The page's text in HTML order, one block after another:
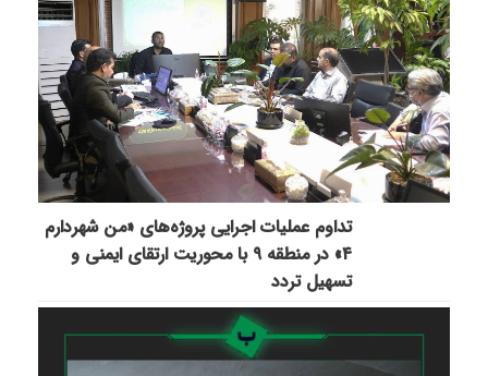
تداوم عملیات اجرایی پروژه‌های «من شهردارم
۴» در منطقه ۹ با محوریت ارتقای ایمنی و
تسهیل تردد